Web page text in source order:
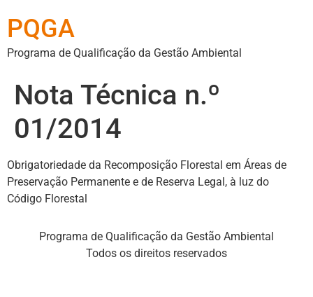
PQGA
Programa de Qualificação da Gestão Ambiental
Nota Técnica n.º
01/2014
Obrigatoriedade da Recomposição Florestal em Áreas de
Preservação Permanente e de Reserva Legal, à luz do
Código Florestal
Programa de Qualificação da Gestão Ambiental
Todos os direitos reservados